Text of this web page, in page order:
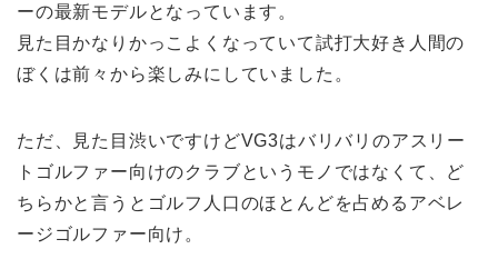
ーの最新モデルとなっています。
見た目かなりかっこよくなっていて試打大好き人間の
ぼくは前々から楽しみにしていました。
ただ、見た目渋いですけどVG3はバリバリのアスリー
トゴルファー向けのクラブというモノではなくて、ど
ちらかと言うとゴルフ人口のほとんどを占めるアベレ
ージゴルファー向け。